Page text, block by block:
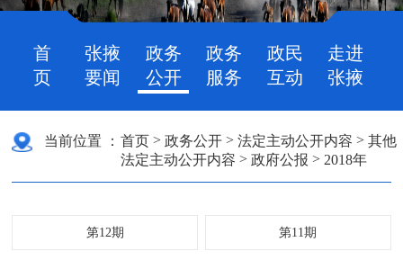
首
页
张掖
要闻
政务
公开
政务
服务
政民
互动
走进
张掖
当前位置 ： 首页 >政务公开 >法定主动公开内容 >其他
法定主动公开内容 >政府公报 > 2018年
第12期 第11期